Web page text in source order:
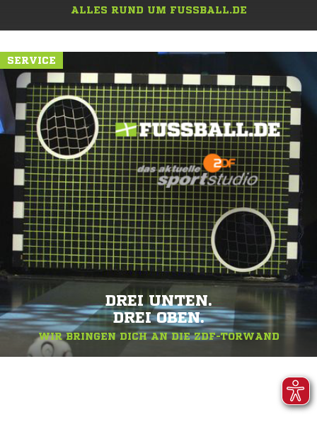
ALLES RUND UM FUSSBALL.DE
SERVICE
DREI UNTEN.
DREI OBEN.
WIR BRINGEN DICH AN DIE ZDF-TORWAND